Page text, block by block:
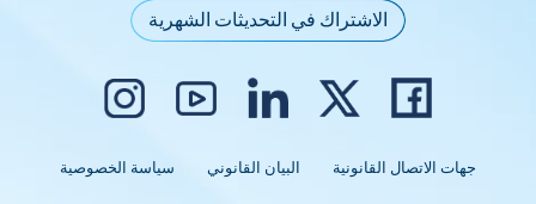
الاشتراك في التحديثات الشهرية
جهات الاتصال القانونية البيان القانوني سياسة الخصوصية